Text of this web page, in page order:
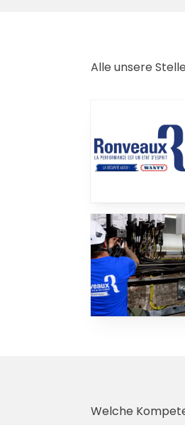
Alle unsere
Welche